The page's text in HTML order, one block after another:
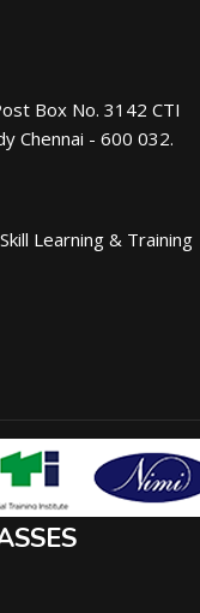
Box No. 3142 CTI
Chennai - 600 032.
Learning & Training